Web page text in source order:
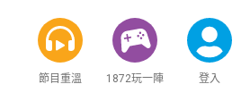
節目重溫 1872玩一陣 登入